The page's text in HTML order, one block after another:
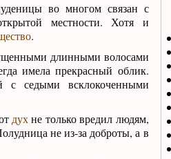
во многом связан с
местности. Хотя и
.
длинными волосами
имела прекрасный облик.
с седыми всклокоченными
духне только вредил людям,
не из-за доброты, а в